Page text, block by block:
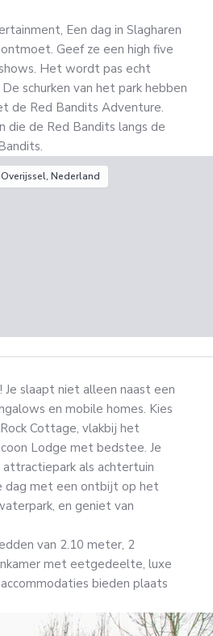
Een dag in Slagharen
Geef ze een high five
Het wordt pas echt
schurken van het park hebben
de Red Bandits Adventure.
die de Red Bandits langs de
Overijssel, Nederland
Je slaapt niet alleen naast een
en mobile homes. Kies
Cottage, vlakbij het
Lodge met bedstee. Je
als achtertuin
dag met een ontbijt op het
en geniet van
van 2.10 meter, 2
met eetgedeelte, luxe
bieden plaats